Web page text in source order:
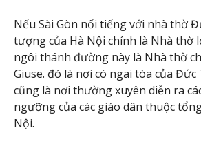
Nếu Sài Gòn nổi tiếng với nhà thờ
tượng của Hà Nội chính là Nhà thờ
ngôi thánh đường này là Nhà thờ
Giuse. đó là nơi có ngai tòa của Đức
cũng là nơi thường xuyên diễn ra
ngưỡng của các giáo dân thuộc
Nội.